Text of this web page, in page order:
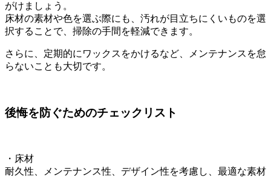
がけましょう。
床材の素材や色を選ぶ際にも、汚れが目立ちにくいものを選
択することで、掃除の手間を軽減できます。
さらに、定期的にワックスをかけるなど、メンテナンスを怠
らないことも大切です。
後悔を防ぐためのチェックリスト
・床材
耐久性、メンテナンス性、デザイン性を考慮し、最適な素材